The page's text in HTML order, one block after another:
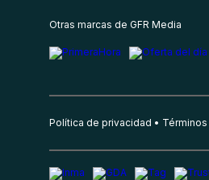
Otras marcas de GFR Media
Política de privacidad